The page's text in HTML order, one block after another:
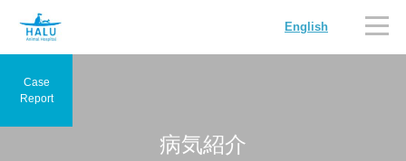
English
病気紹介
Case
Report